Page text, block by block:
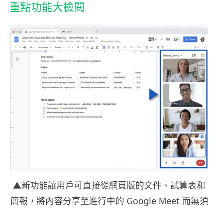
重點功能大檢閱
▲新功能讓用戶可直接從網頁版的文件、試算表和
簡報，將內容分享至進行中的 Google Meet 而無須